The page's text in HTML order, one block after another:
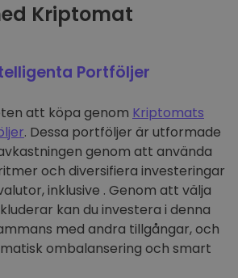
Kriptomat
Portföljer
att köpa genom Kriptomats
. Dessa portföljer är utformade
genom att använda
och diversifiera investeringar
inklusive . Genom att välja
kan du investera i denna
med andra tillgångar, och
ombalansering och smart